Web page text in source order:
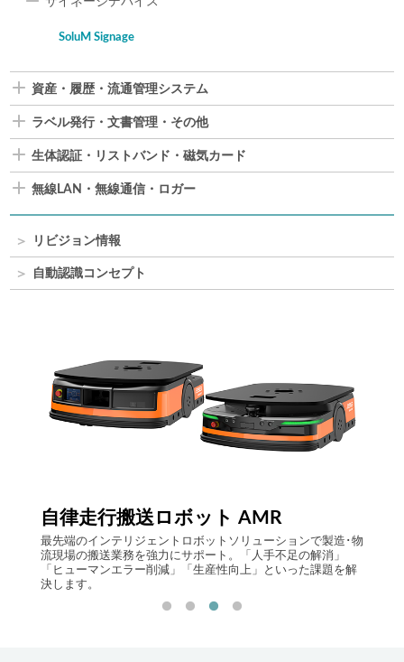
SoluM Signage
資産・履歴・流通管理システム
ラベル発行・文書管理・その他
生体認証・リストバンド・磁気カード
無線LAN・無線通信・ロガー
リビジョン情報
自動認識コンセプト
自律走行搬送ロボット AMR
最先端のインテリジェントロボットソリューションで製造･物
流現場の搬送業務を強力にサポート。「人手不足の解消」
「ヒューマンエラー削減」「生産性向上」といった課題を解
決します。